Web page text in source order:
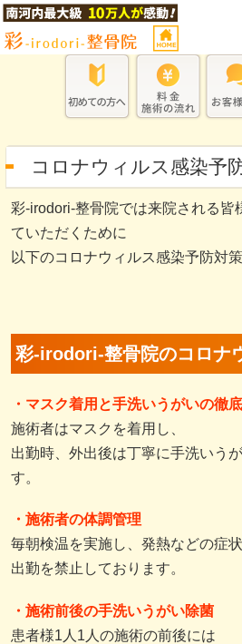
コロナウィルス感染予
彩-irodori-整骨院では来院される皆
ていただくために
以下のコロナウィルス感染予防対
彩-irodori-整骨院のコロナ
・マスク着用と手洗いうがいの徹底
施術者はマスクを着用し、
出勤時、外出後は丁寧に手洗いう
す。
・施術者の体調管理
毎朝検温を実施し、発熱などの症
出勤を禁止しております。
・施術前後の手洗いうがい除菌
患者様1人1人の施術の前後には